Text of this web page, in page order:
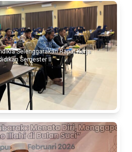
Selenggarakan Rapat Kerja
Semester II